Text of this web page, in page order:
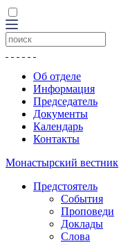
Об отделе
Информация
Председатель
Документы
Календарь
Контакты
Монастырский вестник
Предстоятель
События
Проповеди
Доклады
Слова